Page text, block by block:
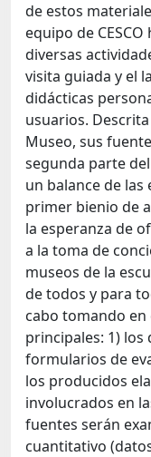
de estos
equipo de
diversas
visita guiada y el
didácticas
usuarios.
Museo, sus
segunda parte
un balance de las
primer bienio de
la esperanza de
a la toma de
museos de la
de todos y para
cabo tomando
principales: 1)
formularios de
los producidos
involucrados en
fuentes serán
cuantitativo